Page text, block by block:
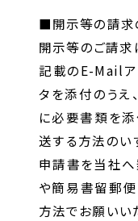
■開示等の請求
開示等のご請求
記載のE-Mailア
タを添付のう
に必要書類を
送する方法のい
申請書を当社
や簡易書留郵
方法でお願いい